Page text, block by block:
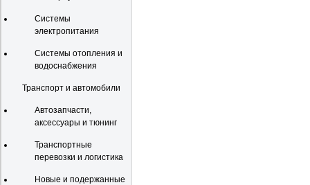
Системы
электропитания
Системы отопления и
водоснабжения
Транспорт и автомобили
Автозапчасти,
аксессуары и тюнинг
Транспортные
перевозки и логистика
Новые и подержанные